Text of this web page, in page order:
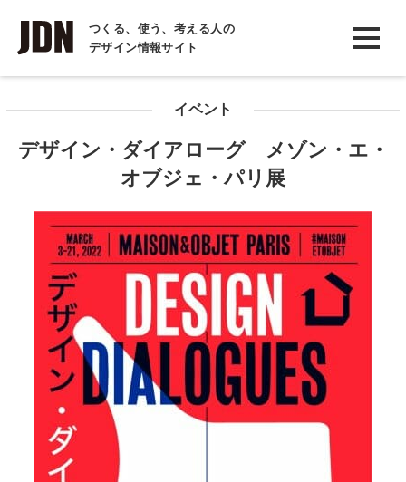
つくる、使う、考える人の
デザイン情報サイト
INTERVIEW
インタビュー
COLUMN
イベント
デザイン・ダイアローグ メゾン・エ・
オブジェ・パリ展